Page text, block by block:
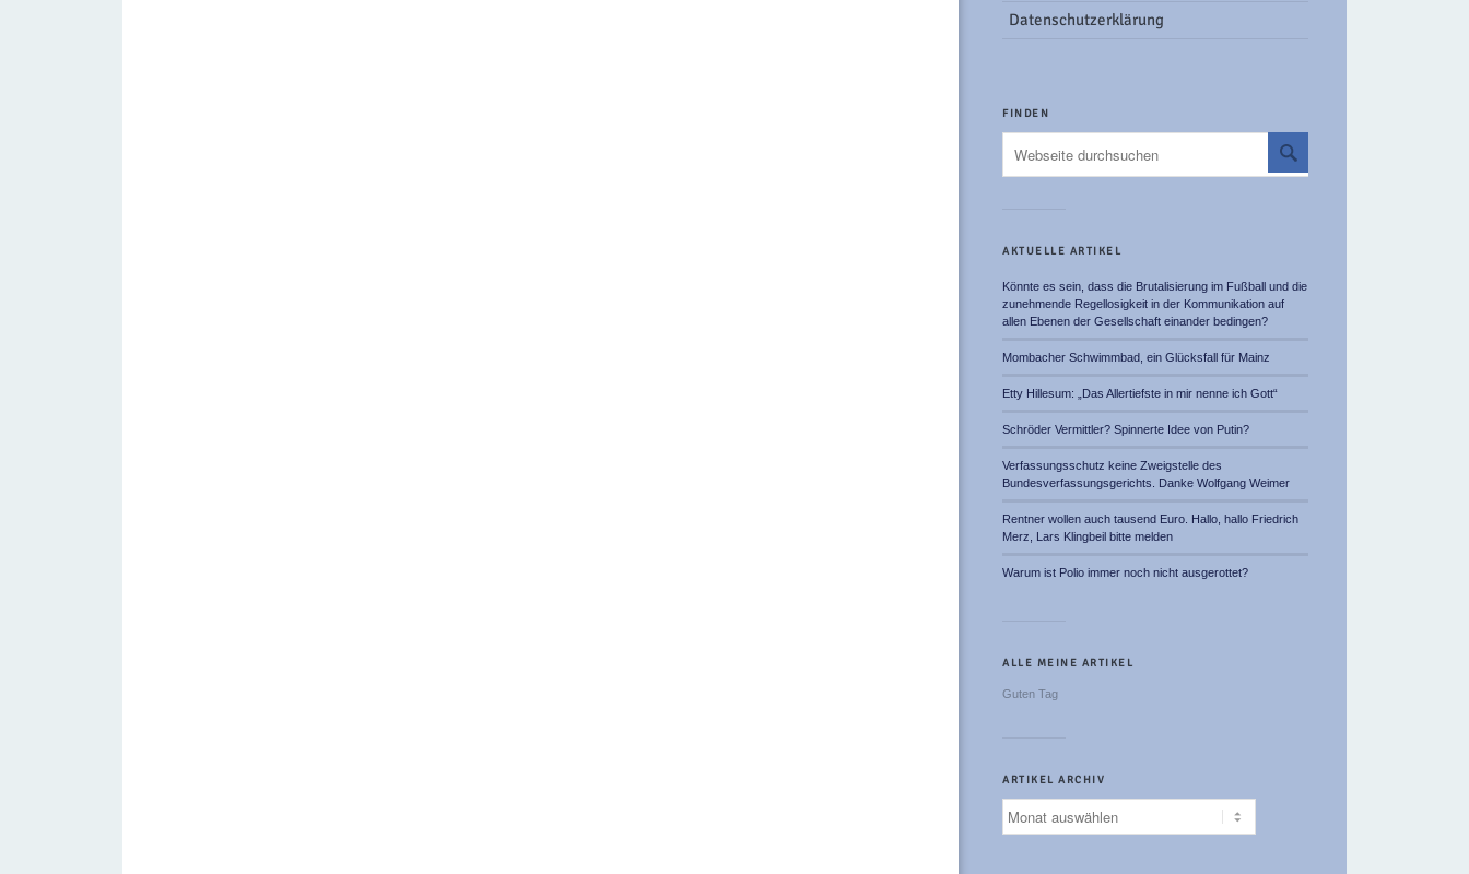
Datenschutzerklärung
FINDEN
AKTUELLE ARTIKEL
Könnte es sein, dass die Brutalisierung im Fußball und die
zunehmende Regellosigkeit in der Kommunikation auf
allen Ebenen der Gesellschaft einander bedingen?
Mombacher Schwimmbad, ein Glücksfall für Mainz
Etty Hillesum: „Das Allertiefste in mir nenne ich Gott“
Schröder Vermittler? Spinnerte Idee von Putin?
Verfassungsschutz keine Zweigstelle des
Bundesverfassungsgerichts. Danke Wolfgang Weimer
Rentner wollen auch tausend Euro. Hallo, hallo Friedrich
Merz, Lars Klingbeil bitte melden
Warum ist Polio immer noch nicht ausgerottet?
ALLE MEINE ARTIKEL
Guten Tag
ARTIKEL ARCHIV
Artikel
Archiv